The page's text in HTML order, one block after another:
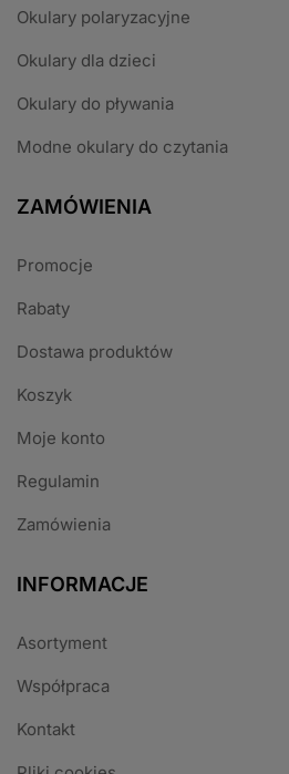
Okulary polaryzacyjne
Okulary dla dzieci
Okulary do pływania
Modne okulary do czytania
ZAMÓWIENIA
Promocje
Rabaty
Dostawa produktów
Koszyk
Moje konto
Regulamin
Zamówienia
INFORMACJE
Asortyment
Współpraca
Kontakt